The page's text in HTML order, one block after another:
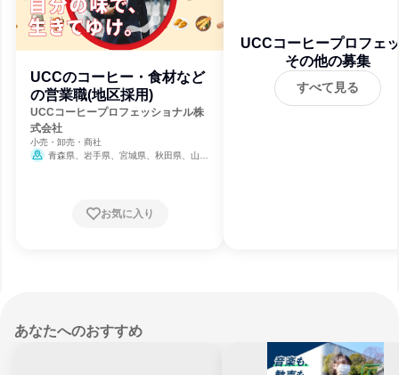
UCCのコーヒー・食材など
の営業職(地区採用)
UCCコーヒープロフェッショナル株
式会社
小売・卸売・商社
青森県、岩手県、宮城県、秋田県、山形
阜県、静岡県、愛知県、三重県、滋賀県、京
都府、大阪府、兵庫県、奈良県、和歌山県、
お気に入り
UCCコーヒープロフェ
ョナル株式会社
その他の募集
すべて見る
あなたへのおすすめ